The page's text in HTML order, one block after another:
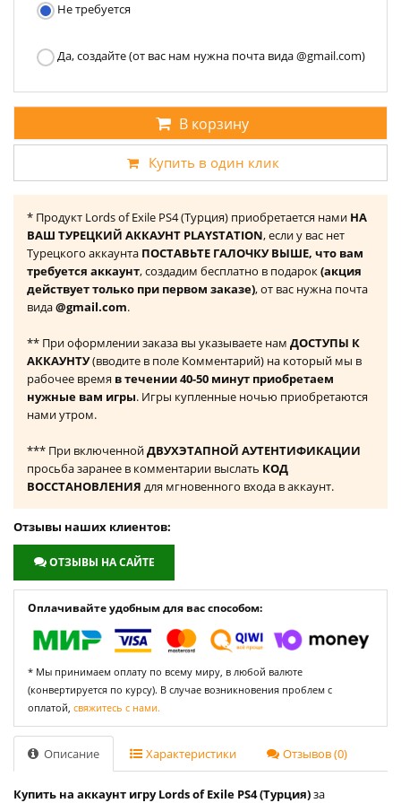
Не требуется
Да, создайте (от вас нам нужна почта вида @gmail.com)
В корзину
Купить в один клик
* Продукт Lords of Exile PS4 (Турция) приобретается нами НА
ВАШ ТУРЕЦКИЙ АККАУНТ PLAYSTATION, если у вас нет
Турецкого аккаунта ПОСТАВЬТЕ ГАЛОЧКУ ВЫШЕ, что вам
требуется аккаунт, создадим бесплатно в подарок(акция
действует только при первом заказе), от вас нужна почта
вида@gmail.com.
** При оформлении заказа вы указываете нам ДОСТУПЫ К
АККАУНТУ(вводите в поле Комментарий) на который мы в
рабочее время в течении 40-50 минут приобретаем
нужные вам игры. Игры купленные ночью приобретаются
нами утром.
*** При включеннойДВУХЭТАПНОЙ АУТЕНТИФИКАЦИИ
просьба заранее в комментарии выслать КОД
ВОССТАНОВЛЕНИЯ для мгновенного входа в аккаунт.
Отзывы наших клиентов:
ОТЗЫВЫ НА САЙТЕ
Оплачивайте удобным для вас способом:
* Мы принимаем оплату по всему миру, в любой валюте
(конвертируется по курсу). В случае возникновения проблем с
оплатой, свяжитесь с нами.
Описание Характеристики Отзывов (0)
Купить на аккаунт игру Lords of Exile PS4 (Турция)за